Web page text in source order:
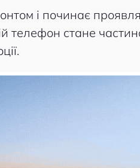
і починає
телефон стане